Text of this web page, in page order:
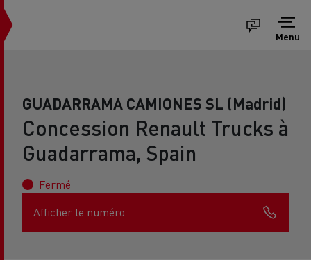
Menu
GUADARRAMA CAMIONES SL (Madrid)
Concession Renault Trucks à
Guadarrama, Spain
Fermé
Afficher le numéro